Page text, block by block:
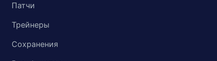
Патчи
Трейнеры
Сохранения